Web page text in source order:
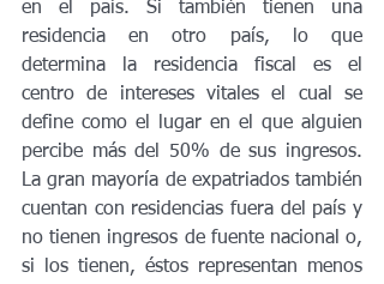
en el país. Si también tienen una
residencia en otro país, lo que
determina la residencia fiscal es el
centro de intereses vitales el cual se
define como el lugar en el que alguien
percibe más del 50% de sus ingresos.
La gran mayoría de expatriados también
cuentan con residencias fuera del país y
no tienen ingresos de fuente nacional o,
si los tienen, éstos representan menos